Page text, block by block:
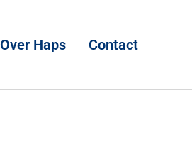
Over Haps Contact